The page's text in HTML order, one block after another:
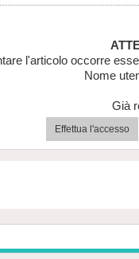
l'articolo occorre
Nome
Già
Effettua l'accesso